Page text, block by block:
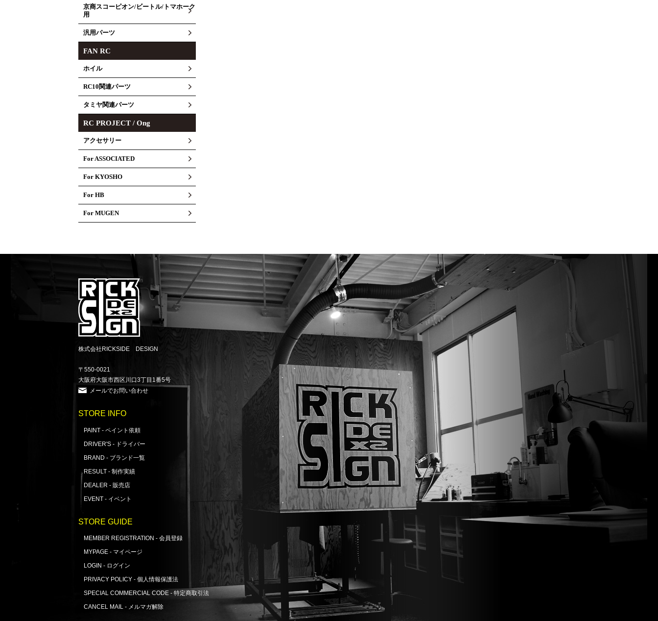
京商スコーピオン/ビートル/トマホーク
用
汎用パーツ
FAN RC
ホイル
RC10関連パーツ
タミヤ関連パーツ
RC PROJECT / Ong
アクセサリー
For ASSOCIATED
For KYOSHO
For HB
For MUGEN
株式会社RICKSIDE DESIGN
〒550-0021
大阪府大阪市西区川口3丁目1番5号
メールでお問い合わせ
STORE INFO
PAINT - ペイント依頼
DRIVER'S - ドライバー
BRAND - ブランド一覧
RESULT - 制作実績
DEALER - 販売店
EVENT - イベント
STORE GUIDE
MEMBER REGISTRATION - 会員登録
MYPAGE - マイページ
LOGIN - ログイン
PRIVACY POLICY - 個人情報保護法
SPECIAL COMMERCIAL CODE - 特定商取引法
CANCEL MAIL - メルマガ解除